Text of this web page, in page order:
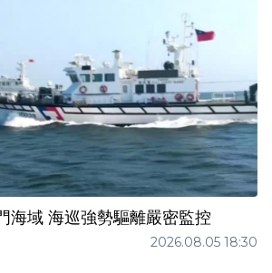
海域 海巡強勢驅離嚴密監控
2026.08.05 18:30